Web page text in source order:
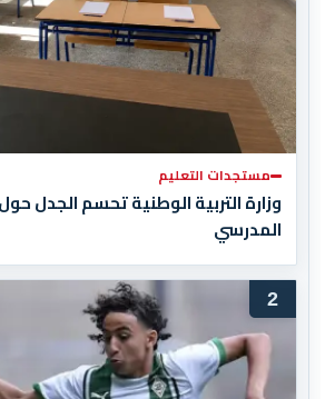
مستجدات التعليم
وزارة التربية الوطنية تحسم الجدل
المدرسي
2